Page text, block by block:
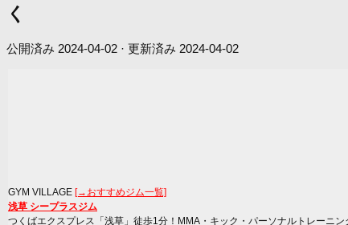
く
公開済み 2024-04-02 · 更新済み 2024-04-02
GYM VILLAGE [→おすすめジム一覧]
浅草 シープラスジム
つくばエクスプレス「浅草」徒歩1分！MMA・キック・パーソナルトレーニン